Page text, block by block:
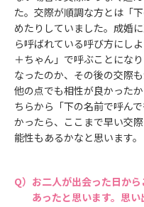
た。交際が順調な方とは「
めたりしていました。成婚
ら呼ばれている呼び方にし
＋ちゃん」で呼ぶことにな
なったのか、その後の交際
他の点でも相性が良かった
ちらから「下の名前で呼ん
かったら、ここまで早い交
能性もあるかなと思います。
お二人が出会った日か
あったと思います。思